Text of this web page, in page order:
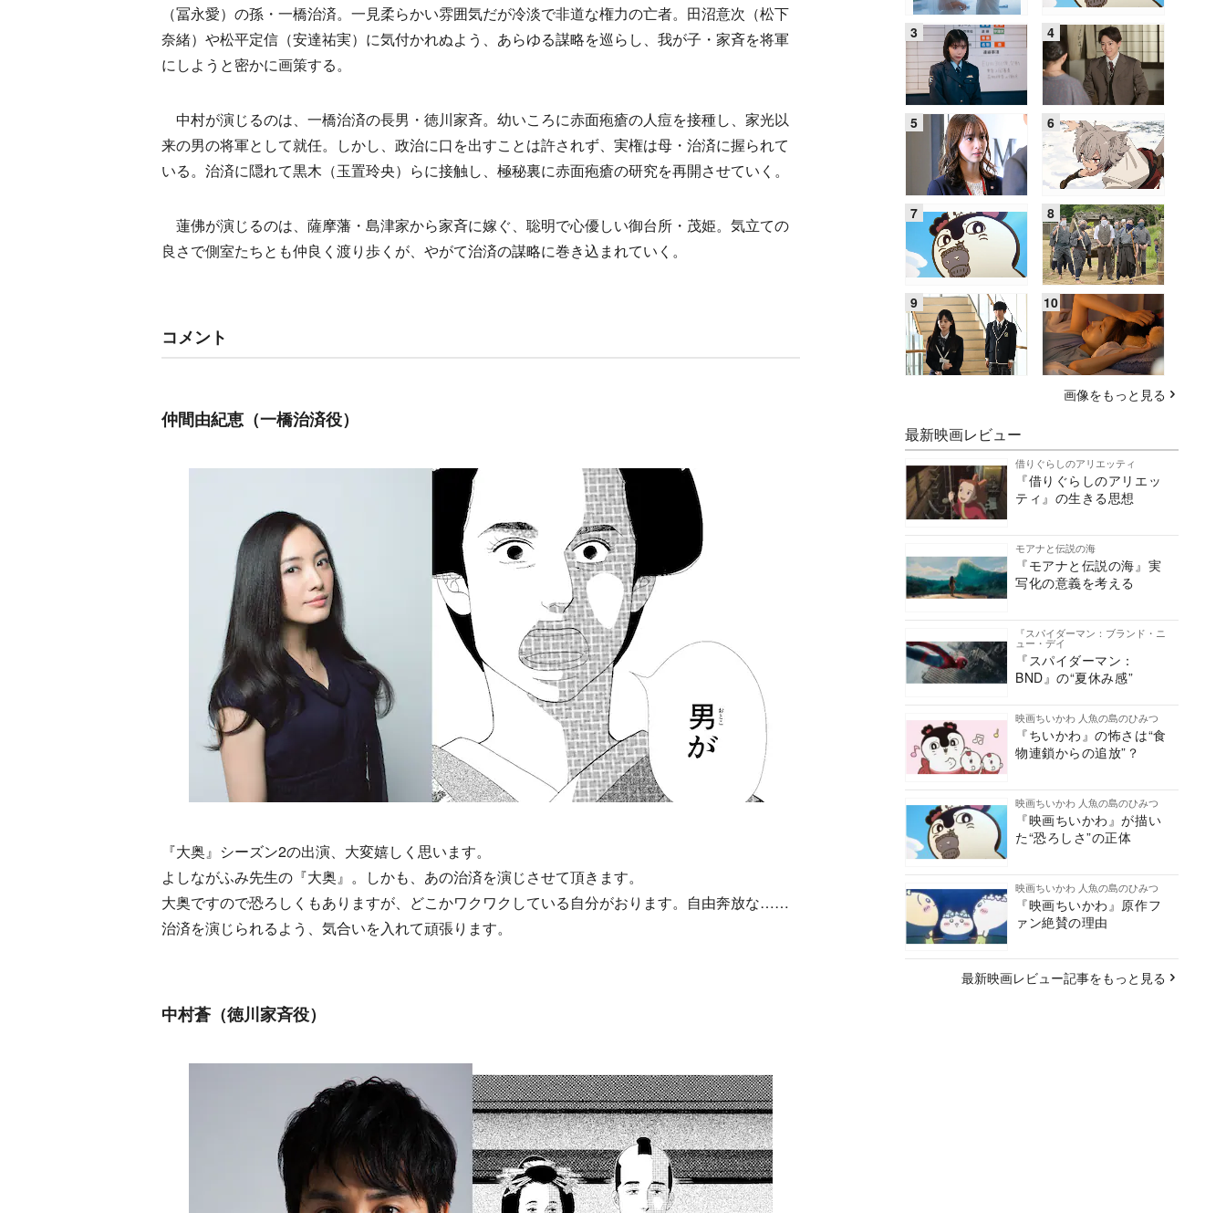
（冨永愛）の孫・一橋治済。一見柔らかい雰囲気だが冷淡で非道な権力の亡者。田沼意次（松下
奈緒）や松平定信（安達祐実）に気付かれぬよう、あらゆる謀略を巡らし、我が子・家斉を将軍
にしようと密かに画策する。
中村が演じるのは、一橋治済の長男・徳川家斉。幼いころに赤面疱瘡の人痘を接種し、家光以
来の男の将軍として就任。しかし、政治に口を出すことは許されず、実権は母・治済に握られて
いる。治済に隠れて黒木（玉置玲央）らに接触し、極秘裏に赤面疱瘡の研究を再開させていく。
蓮佛が演じるのは、薩摩藩・島津家から家斉に嫁ぐ、聡明で心優しい御台所・茂姫。気立ての
良さで側室たちとも仲良く渡り歩くが、やがて治済の謀略に巻き込まれていく。
コメント
仲間由紀恵（一橋治済役）
『大奥』シーズン2の出演、大変嬉しく思います。
よしながふみ先生の『大奥』。しかも、あの治済を演じさせて頂きます。
大奥ですので恐ろしくもありますが、どこかワクワクしている自分がおります。自由奔放な……
治済を演じられるよう、気合いを入れて頑張ります。
中村蒼（徳川家斉役）
画像をもっと見る
最新映画レビュー
借りぐらしのアリエッティ
『借りぐらしのアリエッ
ティ』の生きる思想
モアナと伝説の海
『モアナと伝説の海』実
写化の意義を考える
『スパイダーマン：ブランド・ニ
ュー・デイ
『スパイダーマン：
BND』の“夏休み感”
映画ちいかわ 人魚の島のひみつ
『ちいかわ』の怖さは“食
物連鎖からの追放”？
映画ちいかわ 人魚の島のひみつ
『映画ちいかわ』が描い
た“恐ろしさ”の正体
映画ちいかわ 人魚の島のひみつ
『映画ちいかわ』原作フ
ァン絶賛の理由
最新映画レビュー記事をもっと見る